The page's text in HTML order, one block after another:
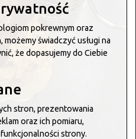
pokrewnym oraz
świadczyć usługi na
że dopasujemy do Ciebie
stron, prezentowania
oraz ich pomiaru,
strony.